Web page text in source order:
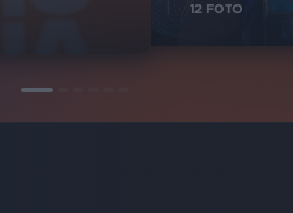
12 FOTO